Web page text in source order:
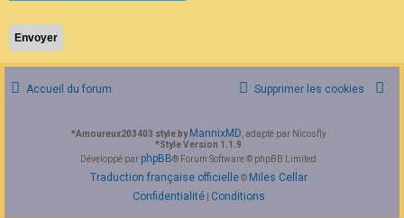
n
A
Q
Accueil du forum Supprimer les cookies
*Amoureux203403 style by MannixMD, adapté par Nicosfly
*Style Version 1.1.9
Développé par phpBB® Forum Software © phpBB Limited
Traduction française officielle© Miles Cellar
Confidentialité| Conditions